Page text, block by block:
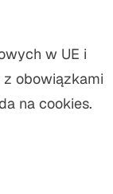
w UE i
obowiązkami
na cookies.